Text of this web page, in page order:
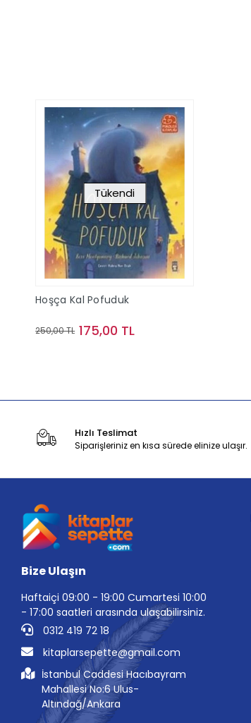
Tükendi
Hoşça Kal Pofuduk
250,00 TL 175,00 TL
Hızlı Teslimat
Siparişleriniz en kısa sürede elinize ulaşır.
Bize Ulaşın
Haftaiçi 09:00 - 19:00 Cumartesi 10:00
- 17:00 saatleri arasında ulaşabilirsiniz.
0312 419 72 18
kitaplarsepette@gmail.com
İstanbul Caddesi Hacıbayram
Mahallesi No:6 Ulus-
Altındağ/Ankara